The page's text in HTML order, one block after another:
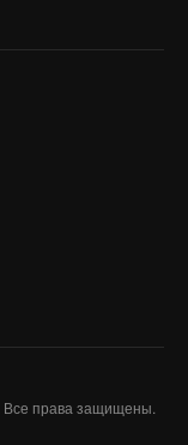
Все права защищены.